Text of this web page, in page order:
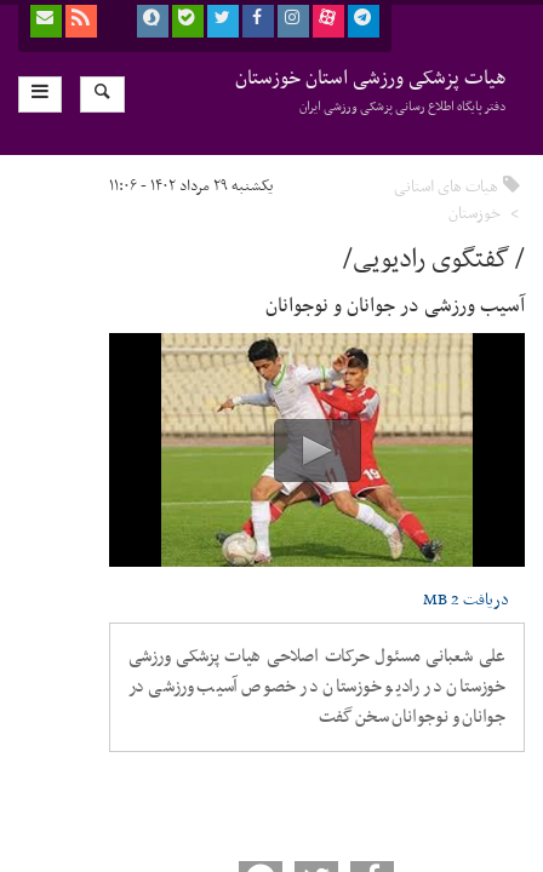
هیات پزشکی ورزشی استان خوزستان
دفتر پایگاه اطلاع رسانی پزشکی ورزشی ایران
هیات های استانی
خوزستان
یکشنبه ۲۹ مرداد ۱۴۰۲ - ۱۱:۰۶
/ گفتگوی رادیویی/
آسیب ورزشی در جوانان و نوجوانان
دریافت2 MB
علی شعبانی مسئول حرکات اصلاحی هیات پزشکی ورزشی
خوزستان در رادیو خوزستان در خصوص آسیب ورزشی در
جوانان و نوجوانان سخن گفت